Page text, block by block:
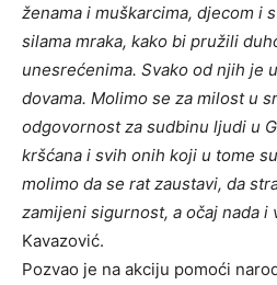
ženama i muškarcima, djecom i
silama mraka, kako bi pružili
unesrećenima. Svako od njih je
dovama. Molimo se za milost u
odgovornost za sudbinu ljudi u
kršćana i svih onih koji u tome
molimo da se rat zaustavi, da
zamijeni sigurnost, a očaj nada i
Kavazović.
Pozvao je na akciju pomoći